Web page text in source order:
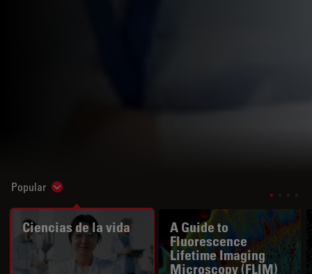
Popular Show subnavigation
Ciencias de la vida
A Guide to
Fluorescence
Lifetime Imaging
Microscopy (FLIM)